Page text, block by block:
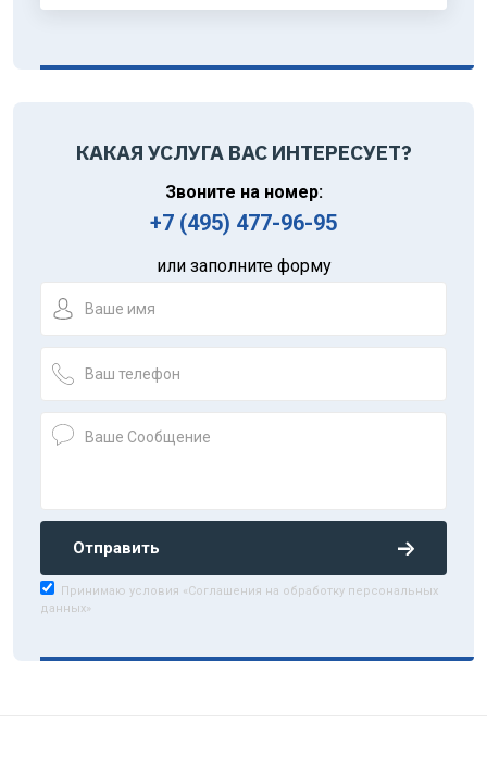
КАКАЯ УСЛУГА ВАС ИНТЕРЕСУЕТ?
Звоните на номер:
+7 (495) 477-96-95
или заполните форму
Отправить
Принимаю условия «Соглашения на обработку персональных
данных»